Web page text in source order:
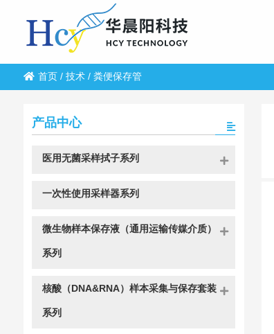
首页/ 技术/ 粪便保存管
产品中心
医用无菌采样拭子系列
一次性使用采样器系列
微生物样本保存液（通用运输传媒介质）
系列
核酸（DNA&RNA）样本采集与保存套装
系列